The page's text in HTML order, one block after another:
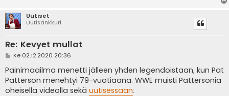
Uutiset
Uutisankkuri
Re: Kevyet mullat
V
e
s
t
i
Ke 02.12.2020 20:36
Painimaailma menetti jälleen yhden legendoistaan, kun Pat
Patterson menehtyi 79-vuotiaana. WWE muisti Pattersonia
oheisella videolla sekä uutisessaan: